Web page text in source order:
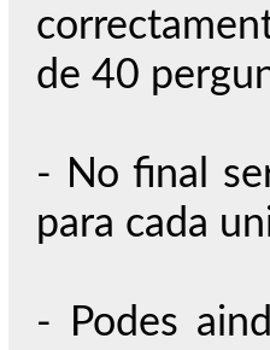
de 40
- No final
para cada
- Podes